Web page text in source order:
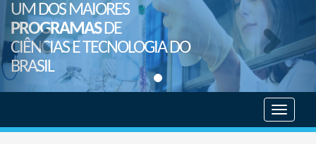
UM DOS MAIORES
PROGRAMASDE
CIÊNCIAS E TECNOLOGIA DO
BRASIL
menu